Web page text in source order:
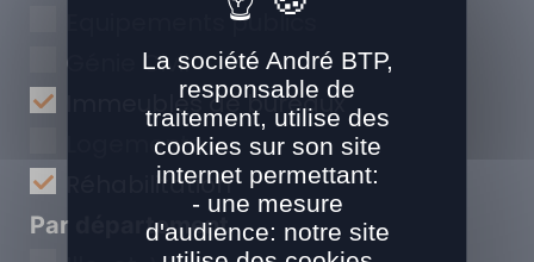
Equipements publics
Génie Civil
Immeubles de bureaux
Logements
Réhabilitation
Par département
La société André BTP,
responsable de
traitement, utilise des
cookies sur son site
internet permettant:
- une mesure
d'audience: notre site